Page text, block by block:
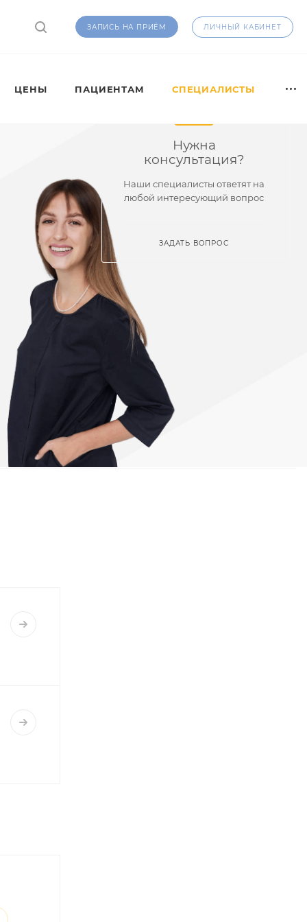
ЗАПИСЬ НА ПРИЁМ ЛИЧНЫЙ КАБИНЕТ
ЦЕНЫ ПАЦИЕНТАМ СПЕЦИАЛИСТЫ
Нужна
консультация?
Наши специалисты ответят на
любой интересующий вопрос
ЗАДАТЬ ВОПРОС